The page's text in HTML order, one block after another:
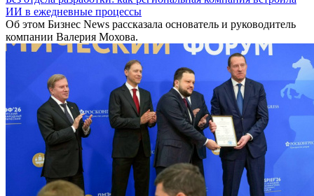
ИИ в ежедневные процессы
Об этом Бизнес News рассказала основатель и руководитель
компании Валерия Мохова.